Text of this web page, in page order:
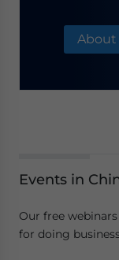
About
Events in
Our free
for doing